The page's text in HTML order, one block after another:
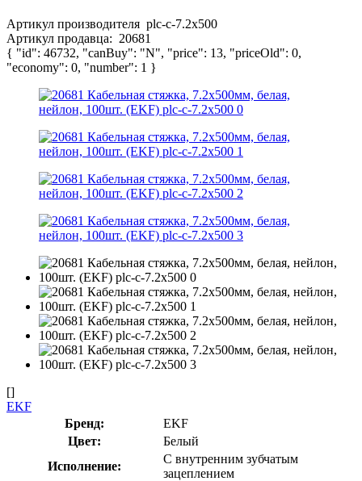
Артикул производителя plc-c-7.2x500
Артикул продавца: 20681
{ "id": 46732, "canBuy": "N", "price": 13, "priceOld": 0,
"economy": 0, "number": 1 }
[]
EKF
Бренд:
EKF
Цвет:
Белый
Исполнение:
С внутренним зубчатым
зацеплением